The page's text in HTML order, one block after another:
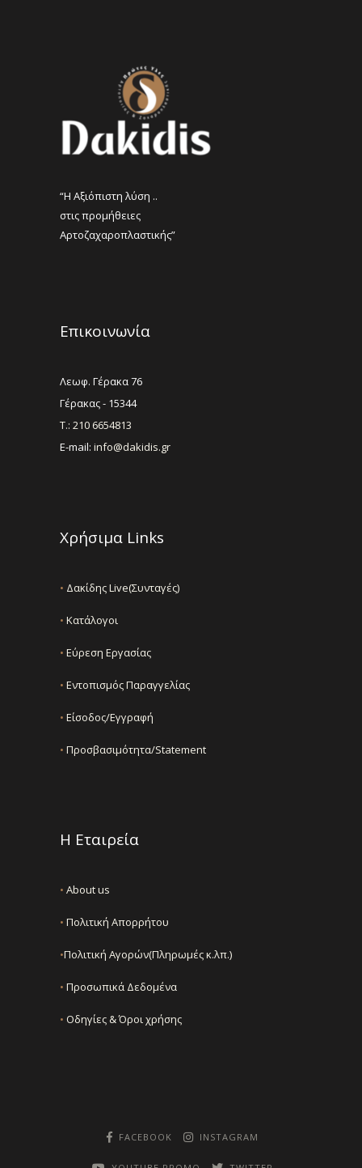
“Η Αξιόπιστη λύση ..
στις προμήθειες
Αρτοζαχαροπλαστικής”
Επικοινωνία
Λεωφ. Γέρακα 76
Γέρακας - 15344
Τ.: 210 6654813
E-mail: info@dakidis.gr
Χρήσιμα Links
• Δακίδης Live(Συνταγές)
• Κατάλογοι
• Εύρεση Εργασίας
• Εντοπισμός Παραγγελίας
• Είσοδος/Εγγραφή
• Προσβασιμότητα/Statement
Η Εταιρεία
• About us
• Πολιτική Απορρήτου
•Πολιτική Αγορών(Πληρωμές κ.λπ.)
• Προσωπικά Δεδομένα
• Οδηγίες & Όροι χρήσης
FACEBOOK INSTAGRAM